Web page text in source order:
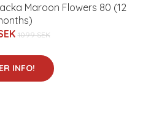
Maroon Flowers 80 (12
1099 SEK
INFO!